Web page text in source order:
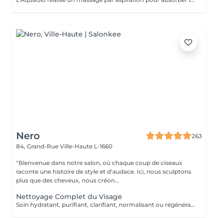
Nero
263
84, Grand-Rue Ville-Haute L-1660
"Bienvenue dans notre salon, où chaque coup de ciseaux
raconte une histoire de style et d'audace. Ici, nous sculptons
plus que des cheveux, nous créon...
Nettoyage Complet du Visage
Soin hydratant, purifiant, clarifiant, normalisant ou régénérant